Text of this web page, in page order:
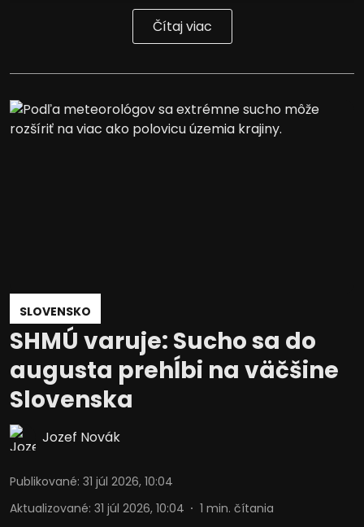
Čítaj viac
SLOVENSKO
SHMÚ varuje: Sucho sa do
augusta prehĺbi na väčšine
Slovenska
Jozef Novák
Publikované: 31 júl 2026, 10:04
Aktualizované: 31 júl 2026, 10:04 1 min. čítania
Použiť profily na výber personalizovanej
obsahu
Použiť profily na výber prispôsobeného
obsahu
Použitie obmedzených údajov na výber
obsahu
Špeciálne funkcie IAB:
Používanie presných údajov o
geografickej polohe
aktívne vyžiadaných informácií
Potrebný